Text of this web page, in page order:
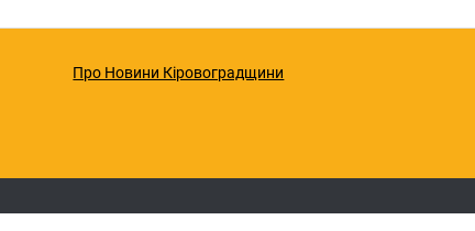
Про Новини Кіровоградщини